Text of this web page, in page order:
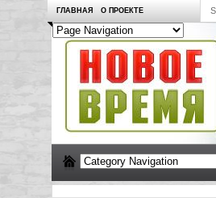
ГЛАВНАЯ О ПРОЕКТЕ